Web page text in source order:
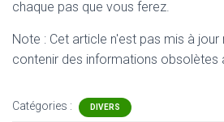
chaque pas que vous ferez.
Note : Cet article n'est pas mis à
contenir des informations obsolètes
Catégories : DIVERS